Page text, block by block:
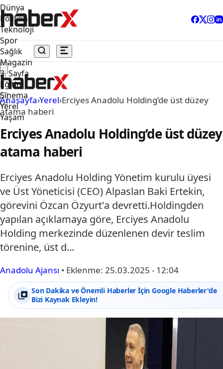
Dünya
Politika
Teknoloji
Spor
Sağlık
Magazin
3. Sayfa
Eğitim
Sinema
Yerel
Yaşam
Anasayfa›Yerel›Erciyes Anadolu Holding’de üst düzey
atama haberi
Erciyes Anadolu Holding’de üst düzey
atama haberi
Erciyes Anadolu Holding Yönetim kurulu üyesi
ve Üst Yöneticisi (CEO) Alpaslan Baki Ertekin,
görevini Özcan Özyurt'a devretti.Holdingden
yapılan açıklamaya göre, Erciyes Anadolu
Holding merkezinde düzenlenen devir teslim
törenine, üst d...
Anadolu Ajansı • Eklenme: 25.03.2025 - 12:04
Son Dakika ve Önemli Haberler İçin Google Haberler'de
Bizi Kaynak Ekleyin!